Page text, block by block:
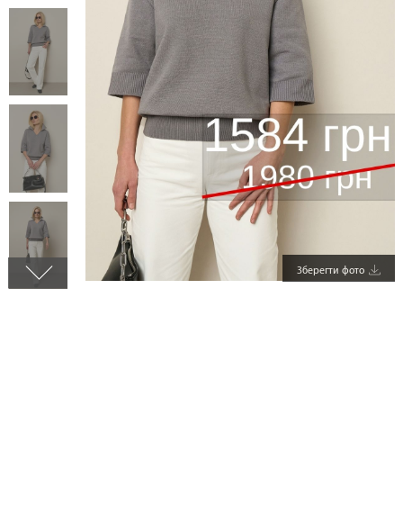
Зберегти фото